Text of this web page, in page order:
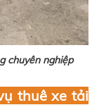
chuyên nghiệp
thuê xe tải